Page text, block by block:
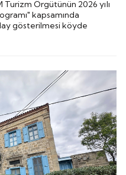
Örgütünün 2026 yılı
kapsamında
gösterilmesi köyde